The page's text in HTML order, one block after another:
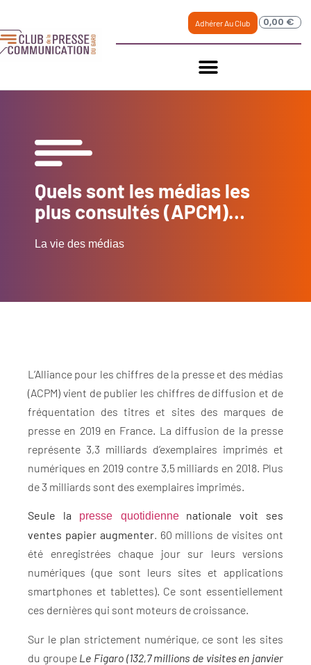
Adhérer Au Club 0,00 €
Quels sont les médias les
plus consultés (APCM)…
La vie des médias
L’Alliance pour les chiffres de la presse et des médias
(ACPM) vient de publier les chiffres de diffusion et de
fréquentation des titres et sites des marques de
presse en 2019 en France. La diffusion de la presse
représente 3,3 milliards d’exemplaires imprimés et
numériques en 2019 contre 3,5 milliards en 2018. Plus
de 3 milliards sont des exemplaires imprimés.
Seule la presse quotidiennenationale voit ses
ventes papier augmenter. 60 millions de visites ont
été enregistrées chaque jour sur leurs versions
numériques (que sont leurs sites et applications
smartphones et tablettes). Ce sont essentiellement
ces dernières qui sont moteurs de croissance.
Sur le plan strictement numérique, ce sont les sites
du groupe Le Figaro (132,7 millions de visites en janvier